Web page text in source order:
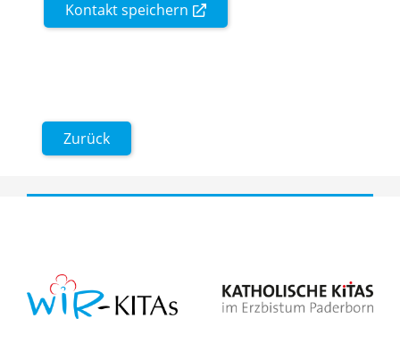
Kontakt speichern
Zurück